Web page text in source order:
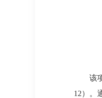
该
12）。